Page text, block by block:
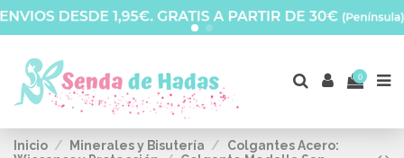
0
Inicio Minerales y Bisutería
Colgantes Acero: